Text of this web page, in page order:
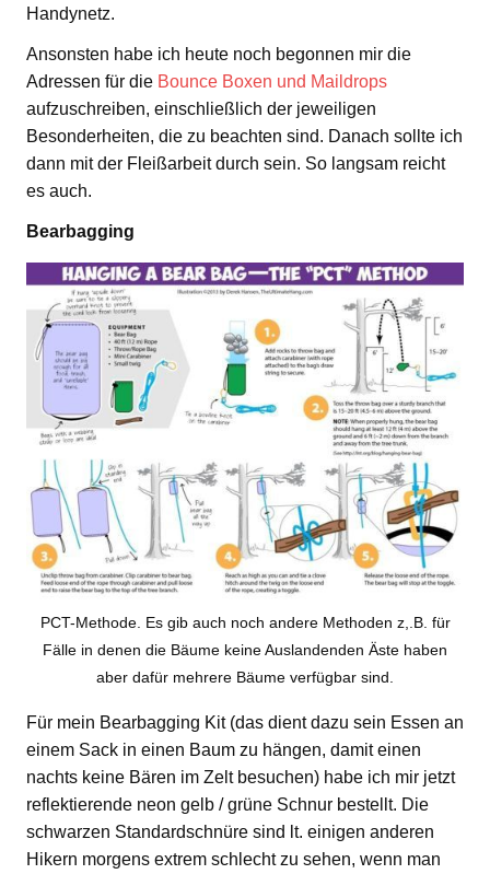
Handynetz.
Ansonsten habe ich heute noch begonnen mir die
Adressen für die Bounce Boxen und Maildrops
aufzuschreiben, einschließlich der jeweiligen
Besonderheiten, die zu beachten sind. Danach sollte ich
dann mit der Fleißarbeit durch sein. So langsam reicht
es auch.
Bearbagging
PCT-Methode. Es gib auch noch andere Methoden z,.B. für
Fälle in denen die Bäume keine Auslandenden Äste haben
aber dafür mehrere Bäume verfügbar sind.
Für mein Bearbagging Kit (das dient dazu sein Essen an
einem Sack in einen Baum zu hängen, damit einen
nachts keine Bären im Zelt besuchen) habe ich mir jetzt
reflektierende neon gelb / grüne Schnur bestellt. Die
schwarzen Standardschnüre sind lt. einigen anderen
Hikern morgens extrem schlecht zu sehen, wenn man